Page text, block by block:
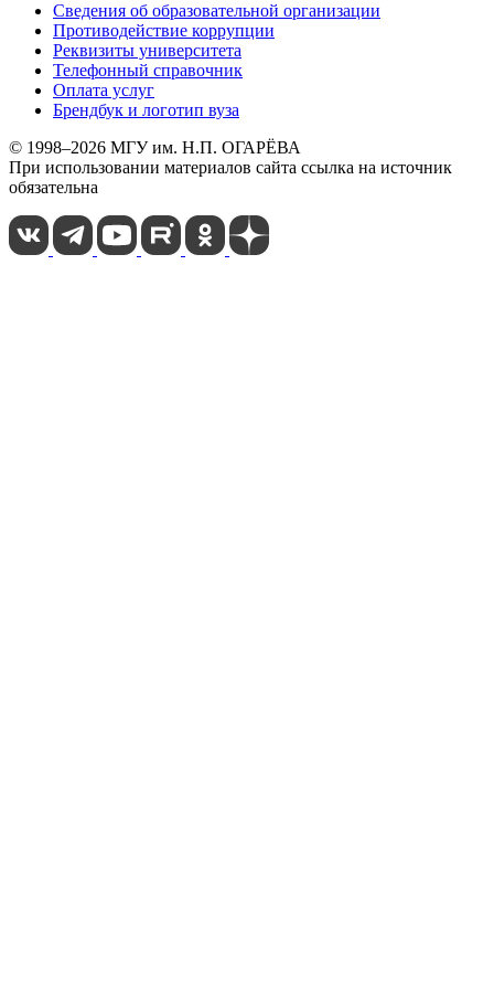
Сведения об образовательной организации
Противодействие коррупции
Реквизиты университета
Телефонный справочник
Оплата услуг
Брендбук и логотип вуза
© 1998–2026 МГУ им. Н.П. ОГАРЁВА
При использовании материалов сайта ссылка на источник
обязательна